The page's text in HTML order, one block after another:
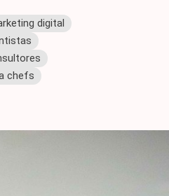
digital
chefs